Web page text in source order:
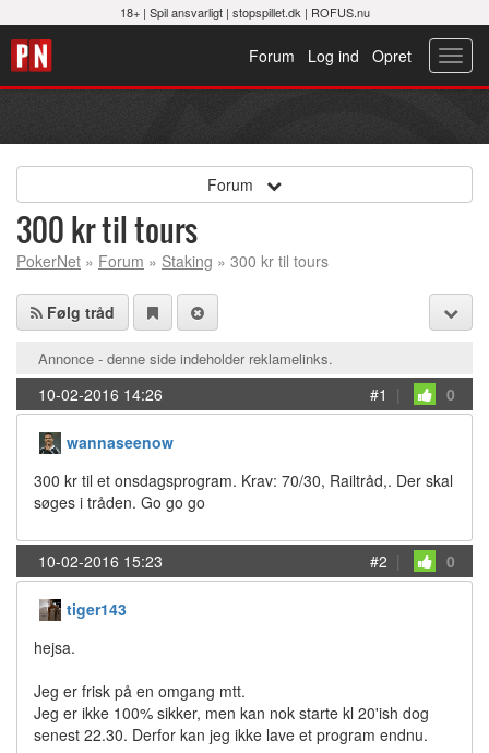
18+ | Spil ansvarligt| stopspillet.dk | ROFUS.nu
Opret
Log ind
Forum
Forum
300 kr til tours
PokerNet » Forum » Staking » 300 kr til tours
Følg tråd
Annonce - denne side indeholder reklamelinks.
10-02-2016 14:26 #1 | 0
wannaseenow
300 kr til et onsdagsprogram. Krav: 70/30, Railtråd,. Der skal
søges i tråden. Go go go
10-02-2016 15:23 #2 | 0
tiger143
hejsa.
Jeg er frisk på en omgang mtt.
Jeg er ikke 100% sikker, men kan nok starte kl 20'ish dog
senest 22.30. Derfor kan jeg ikke lave et program endnu.